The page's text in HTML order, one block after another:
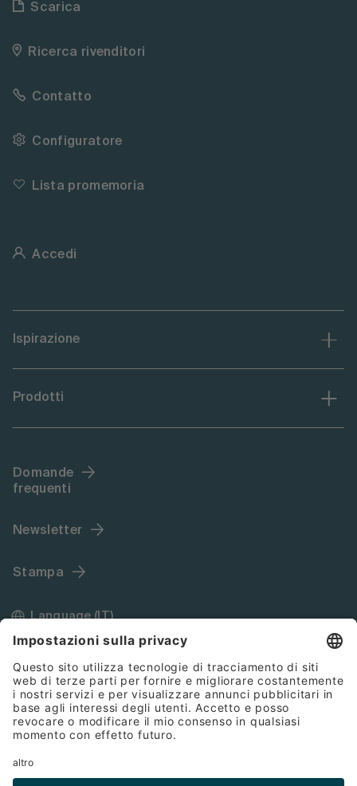
Scarica
Ricerca rivenditori
Contatto
Configuratore
Lista promemoria
Accedi
Ispirazione
Prodotti
Domande
frequenti
Newsletter
Stampa
Language (IT)
Imprint